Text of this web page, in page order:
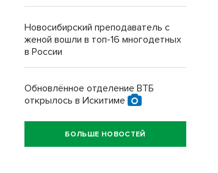
Новосибирский преподаватель с
женой вошли в топ-16 многодетных
в России
Обновлённое отделение ВТБ
открылось в Искитиме
БОЛЬШЕ НОВОСТЕЙ